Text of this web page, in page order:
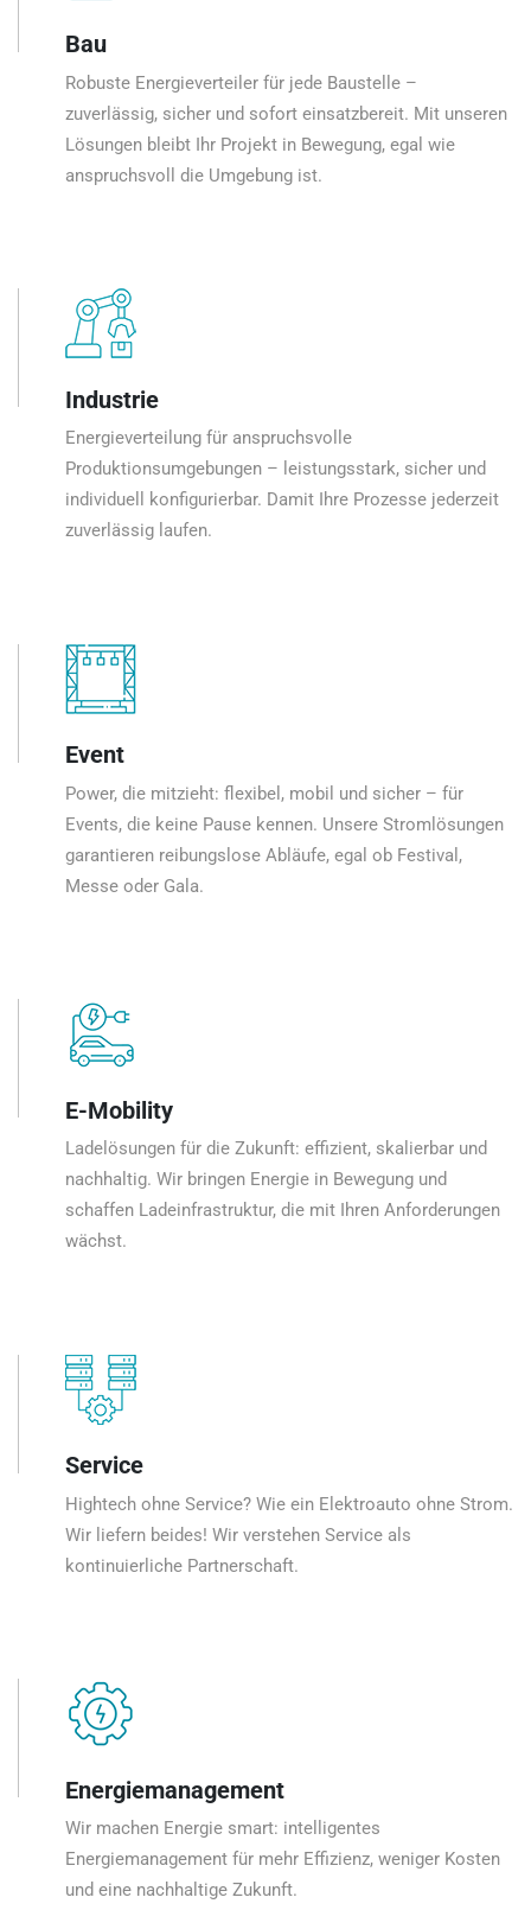
Bau
Robuste Energieverteiler für jede Baustelle –
zuverlässig, sicher und sofort einsatzbereit. Mit unseren
Lösungen bleibt Ihr Projekt in Bewegung, egal wie
anspruchsvoll die Umgebung ist.
Industrie
Energieverteilung für anspruchsvolle
Produktionsumgebungen – leistungsstark, sicher und
individuell konfigurierbar. Damit Ihre Prozesse jederzeit
zuverlässig laufen.
Event
Power, die mitzieht: flexibel, mobil und sicher – für
Events, die keine Pause kennen. Unsere Stromlösungen
garantieren reibungslose Abläufe, egal ob Festival,
Messe oder Gala.
E-Mobility
Ladelösungen für die Zukunft: effizient, skalierbar und
nachhaltig. Wir bringen Energie in Bewegung und
schaffen Ladeinfrastruktur, die mit Ihren Anforderungen
wächst.
Service
Hightech ohne Service? Wie ein Elektroauto ohne Strom.
Wir liefern beides! Wir verstehen Service als
kontinuierliche Partnerschaft.
Energiemanagement
Wir machen Energie smart: intelligentes
Energiemanagement für mehr Effizienz, weniger Kosten
und eine nachhaltige Zukunft.